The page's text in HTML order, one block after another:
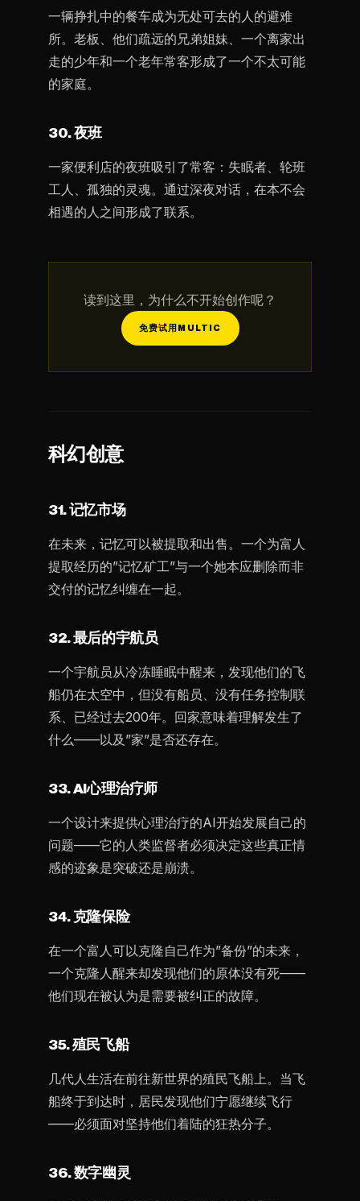
一辆挣扎中的餐车成为无处可去的人的避难
所。老板、他们疏远的兄弟姐妹、一个离家出
走的少年和一个老年常客形成了一个不太可能
的家庭。
30. 夜班
一家便利店的夜班吸引了常客：失眠者、轮班
工人、孤独的灵魂。通过深夜对话，在本不会
相遇的人之间形成了联系。
读到这里，为什么不开始创作呢？
免费试用MULTIC
科幻创意
31. 记忆市场
在未来，记忆可以被提取和出售。一个为富人
提取经历的”记忆矿工”与一个她本应删除而非
交付的记忆纠缠在一起。
32. 最后的宇航员
一个宇航员从冷冻睡眠中醒来，发现他们的飞
船仍在太空中，但没有船员、没有任务控制联
系、已经过去200年。回家意味着理解发生了
什么——以及”家”是否还存在。
33. AI心理治疗师
一个设计来提供心理治疗的AI开始发展自己的
问题——它的人类监督者必须决定这些真正情
感的迹象是突破还是崩溃。
34. 克隆保险
在一个富人可以克隆自己作为”备份”的未来，
一个克隆人醒来却发现他们的原体没有死——
他们现在被认为是需要被纠正的故障。
35. 殖民飞船
几代人生活在前往新世界的殖民飞船上。当飞
船终于到达时，居民发现他们宁愿继续飞行
——必须面对坚持他们着陆的狂热分子。
36. 数字幽灵